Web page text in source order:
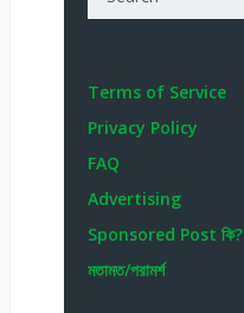
Terms of Service
Privacy Policy
FAQ
Advertising
Sponsored Post কি?
মতামত/পরামর্শ